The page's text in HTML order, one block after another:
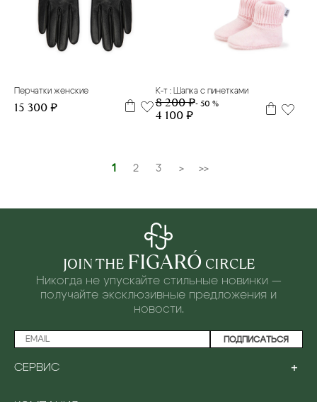
Перчатки женские
15 300 ₽
К-т : Шапка с пинетками
8 200 ₽- 50 %
4 100 ₽
1 2 3 > >>
СЕРВИС +
JOIN THE FIGARÓ CIRCLE
Никогда не упускайте стильные новинки —
получайте эксклюзивные предложения и
новости.
ПОДПИСАТЬСЯ